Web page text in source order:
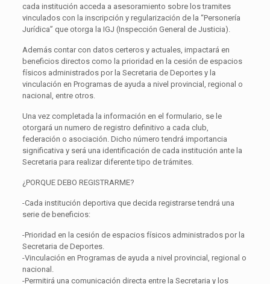
cada institución acceda a asesoramiento sobre los tramites
vinculados con la inscripción y regularización de la “Personería
Jurídica” que otorga la IGJ (Inspección General de Justicia).
Además contar con datos certeros y actuales, impactará en
beneficios directos como la prioridad en la cesión de espacios
físicos administrados por la Secretaria de Deportes y la
vinculación en Programas de ayuda a nivel provincial, regional o
nacional, entre otros.
Una vez completada la información en el formulario, se le
otorgará un numero de registro definitivo a cada club,
federación o asociación. Dicho número tendrá importancia
significativa y será una identificación de cada institución ante la
Secretaria para realizar diferente tipo de trámites.
¿PORQUE DEBO REGISTRARME?
-Cada institución deportiva que decida registrarse tendrá una
serie de beneficios:
-Prioridad en la cesión de espacios físicos administrados por la
Secretaria de Deportes.
-Vinculación en Programas de ayuda a nivel provincial, regional o
nacional.
-Permitirá una comunicación directa entre la Secretaria y los